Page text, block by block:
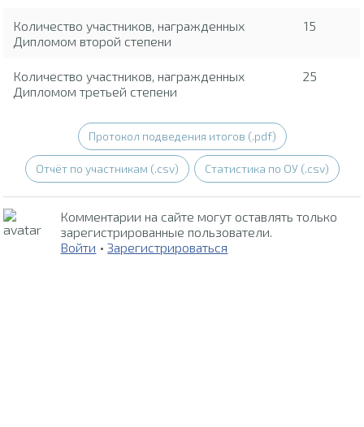
Количество участников, награжденных
Дипломом второй степени
15
Количество участников, награжденных
Дипломом третьей степени
25
Протокол подведения итогов (.pdf)
Отчёт по участникам (.csv) Статистика по ОУ (.csv)
Комментарии на сайте могут оставлять только
зарегистрированные пользователи.
Войти •Зарегистрироваться